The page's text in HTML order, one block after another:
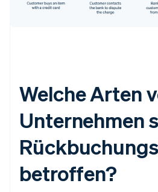
Welche Arten
Unternehmen
betroffen?